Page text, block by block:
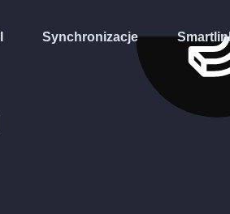
Synchronizacje